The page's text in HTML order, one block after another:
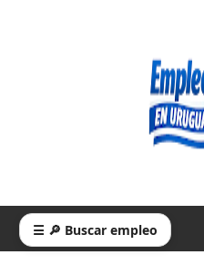
☰ 🔎 Buscar empleo